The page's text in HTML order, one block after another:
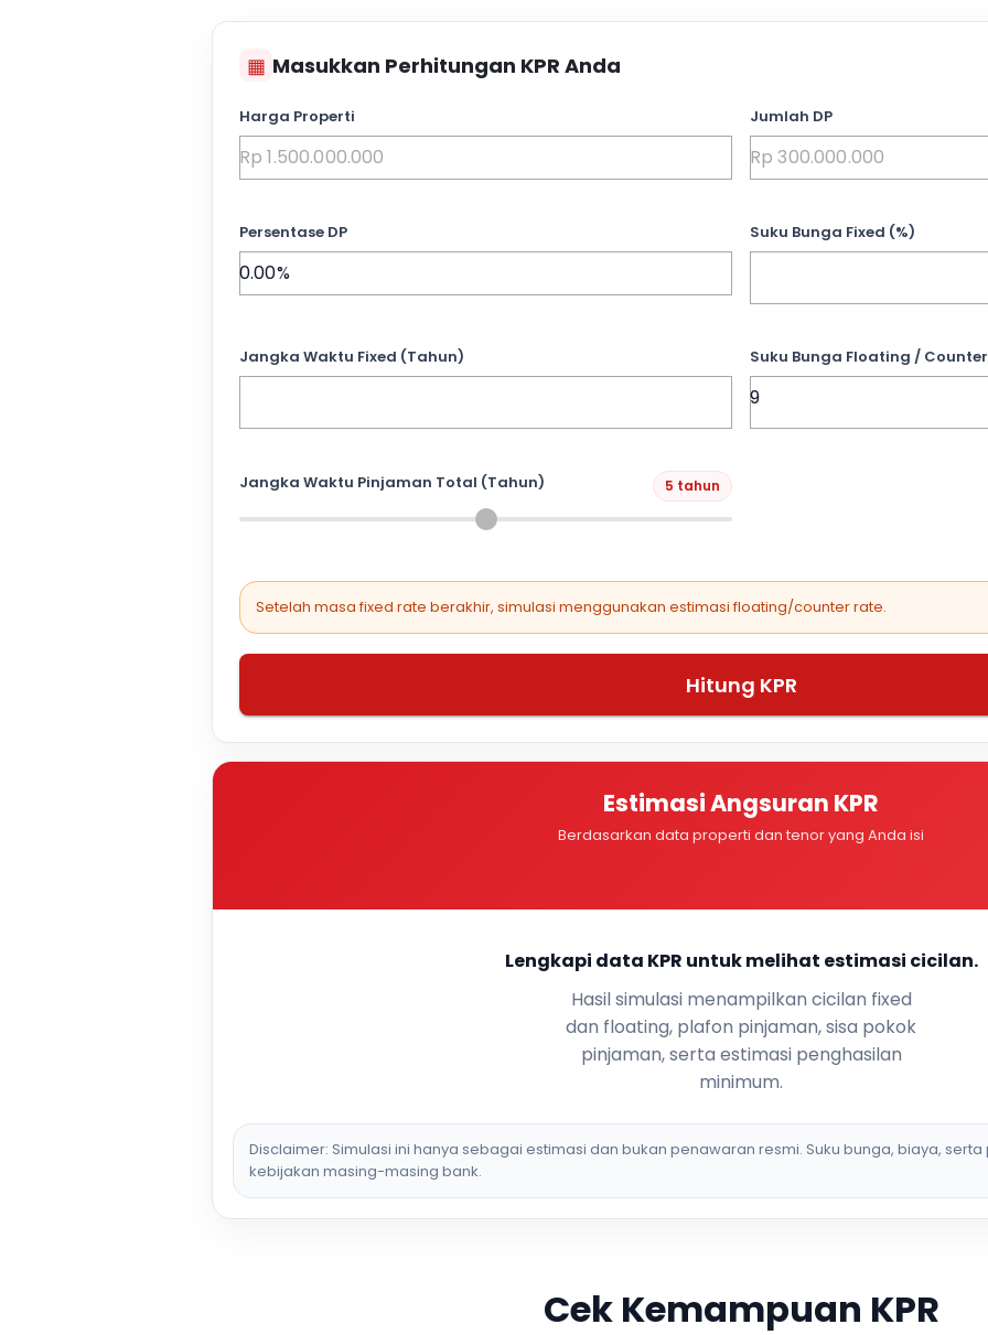
▦ Masukkan Perhitungan KPR Anda
Harga Properti Jumlah DP
Persentase DP Suku Bunga Fixed (%)
Jangka Waktu Fixed (Tahun) Suku Bunga Floating /
Jangka Waktu Pinjaman Total (Tahun) 5 tahun
Setelah masa fixed rate berakhir, simulasi menggunakan estimasi floating/counter rate.
Hitung KPR
Estimasi Angsuran KPR
Berdasarkan data properti dan tenor yang Anda isi
Lengkapi data KPR untuk melihat estimasi cicilan.
Hasil simulasi menampilkan cicilan fixed
dan floating, plafon pinjaman, sisa pokok
pinjaman, serta estimasi penghasilan
minimum.
Disclaimer: Simulasi ini hanya sebagai estimasi dan bukan penawaran resmi. Suku bunga, biaya,
kebijakan masing-masing bank.
Cek Kemampuan KPR